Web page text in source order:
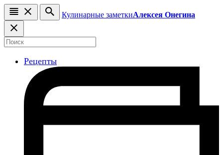
Кулинарные заметкиАлексея Онегина
Рецепты